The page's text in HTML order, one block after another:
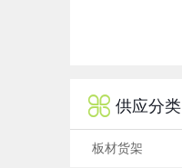
 供应分类
板材货架